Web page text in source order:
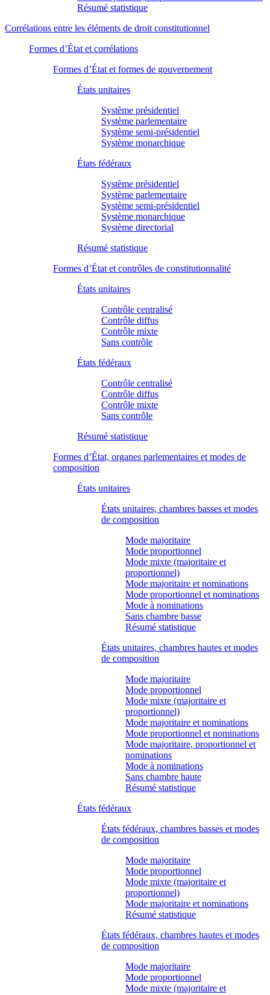
Résumé statistique
Corrélations entre les éléments de droit constitutionnel
Formes d’État et corrélations
Formes d’État et formes de gouvernement
États unitaires
Système présidentiel
Système parlementaire
Système semi-présidentiel
Système monarchique
États fédéraux
Système présidentiel
Système parlementaire
Système semi-présidentiel
Système monarchique
Système directorial
Résumé statistique
Formes d’État et contrôles de constitutionnalité
États unitaires
Contrôle centralisé
Contrôle diffus
Contrôle mixte
Sans contrôle
États fédéraux
Contrôle centralisé
Contrôle diffus
Contrôle mixte
Sans contrôle
Résumé statistique
Formes d’État, organes parlementaires et modes de
composition
États unitaires
États unitaires, chambres basses et modes
de composition
Mode majoritaire
Mode proportionnel
Mode mixte (majoritaire et
proportionnel)
Mode majoritaire et nominations
Mode proportionnel et nominations
Mode à nominations
Sans chambre basse
Résumé statistique
États unitaires, chambres hautes et modes
de composition
Mode majoritaire
Mode proportionnel
Mode mixte (majoritaire et
proportionnel)
Mode majoritaire et nominations
Mode proportionnel et nominations
Mode majoritaire, proportionnel et
nominations
Mode à nominations
Sans chambre haute
Résumé statistique
États fédéraux
États fédéraux, chambres basses et modes
de composition
Mode majoritaire
Mode proportionnel
Mode mixte (majoritaire et
proportionnel)
Mode majoritaire et nominations
Résumé statistique
États fédéraux, chambres hautes et modes
de composition
Mode majoritaire
Mode proportionnel
Mode mixte (majoritaire et